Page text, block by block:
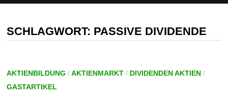
SCHLAGWORT: PASSIVE DIVIDENDE
AKTIENBILDUNG /AKTIENMARKT/ DIVIDENDEN AKTIEN/
GASTARTIKEL